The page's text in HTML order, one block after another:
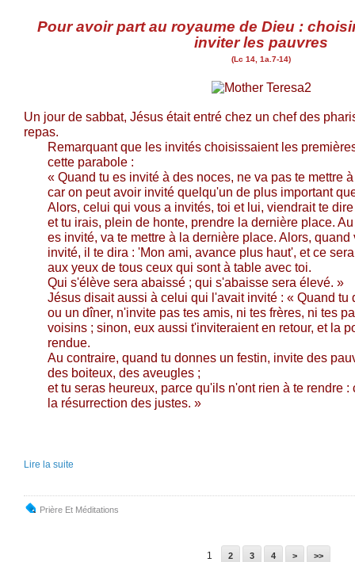
Pour avoir part au royaume de Dieu :
inviter les pauvres
(Lc 14, 1a.7-14)
Un jour de sabbat, Jésus était entré chez un chef des
repas.
Remarquant que les invités choisissaient les
cette parabole :
« Quand tu es invité à des noces, ne va pas te mettre
car on peut avoir invité quelqu'un de plus important
Alors, celui qui vous a invités, toi et lui, viendrait te
et tu irais, plein de honte, prendre la dernière place.
es invité, va te mettre à la dernière place. Alors,
invité, il te dira : 'Mon ami, avance plus haut', et ce
aux yeux de tous ceux qui sont à table avec toi.
Qui s'élève sera abaissé ; qui s'abaisse sera élevé. »
Jésus disait aussi à celui qui l'avait invité : « Quand tu
ou un dîner, n'invite pas tes amis, ni tes frères, ni tes
voisins ; sinon, eux aussi t'inviteraient en retour, et la
rendue.
Au contraire, quand tu donnes un festin, invite des
des boiteux, des aveugles ;
et tu seras heureux, parce qu'ils n'ont rien à te rendre :
la résurrection des justes. »
Lire la suite
Prière Et Méditations
1 2 3 4 > >>